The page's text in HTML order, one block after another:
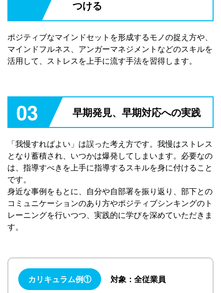
つける
ポジティブなマインドセットを形成するモノの捉え方や、
マインドフルネス、アンガーマネジメントなどのスキルを
活用して、ストレスを上手に流す手法を習得します。
03 早期発見、早期対応への実践
「我慢すればよい」は誤った考え方です。我慢はストレス
となり蓄積され、いつかは爆発してしまいます。必要なの
は、指導すべきを上手に指導するスキルを身に付けること
です。
身近な事例をもとに、自分や自部署を振り返り、部下との
コミュニケーションのあり方やポジティブシンキングのト
レーニングを行いつつ、実践的に学びを深めていただきま
す。
カリキュラム例① 対象：全従業員